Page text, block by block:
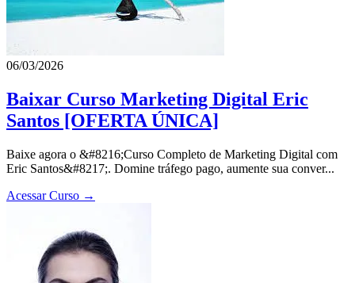
06/03/2026
Baixar Curso Marketing Digital Eric
Santos [OFERTA ÚNICA]
Baixe agora o &#8216;Curso Completo de Marketing Digital com
Eric Santos&#8217;. Domine tráfego pago, aumente sua conver...
Acessar Curso →